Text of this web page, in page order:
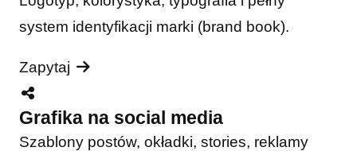
system identyfikacji marki (brand book).
Zapytaj
Grafika na social media
Szablony postów, okładki, stories, reklamy